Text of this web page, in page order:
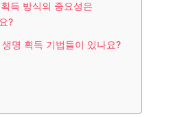
득 방식의 중요성은
?
명 획득 기법들이 있나요?